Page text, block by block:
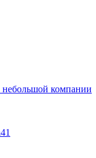
небольшой компании